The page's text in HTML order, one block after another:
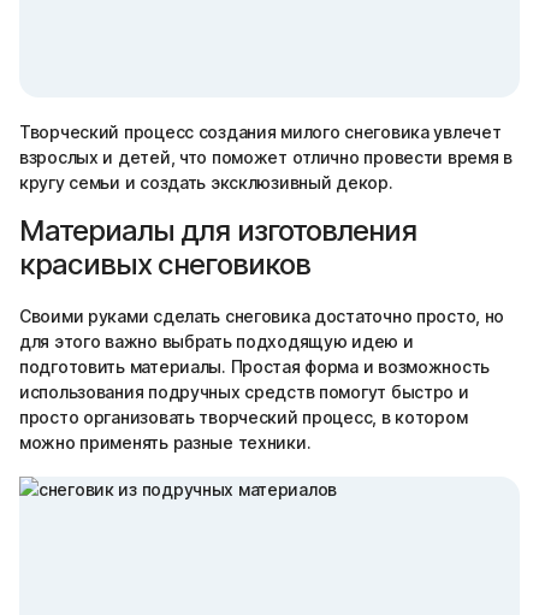
Творческий процесс создания милого снеговика увлечет
взрослых и детей, что поможет отлично провести время в
кругу семьи и создать эксклюзивный декор.
Материалы для изготовления
красивых снеговиков
Своими руками сделать снеговика достаточно просто, но
для этого важно выбрать подходящую идею и
подготовить материалы. Простая форма и возможность
использования подручных средств помогут быстро и
просто организовать творческий процесс, в котором
можно применять разные техники.